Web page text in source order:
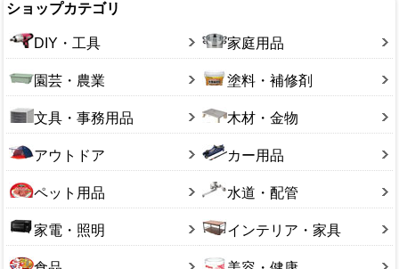
ショップカテゴリ
DIY・工具 家庭用品
園芸・農業 塗料・補修剤
文具・事務用品 木材・金物
アウトドア カー用品
ペット用品 水道・配管
家電・照明 インテリア・家具